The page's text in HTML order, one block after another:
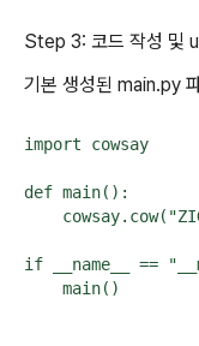
Step 3: 코드 작성 및
기본 생성된 main.py
import cowsay
def main():
if __name__ ==
    main()